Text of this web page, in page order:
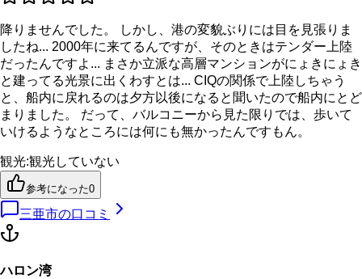
降りませんでした。 しかし、港の変貌ぶりには目を見張りま
したね... 2000年に来てるんですが、そのときはテンダー上陸
だったんですよ... まさか立派な高層マンションがにょきにょき
と建ってる光景に出くわすとは... CIQの関係で上陸しちゃう
と、船内に戻れるのは夕方以後になると聞いたので船内にとど
まりました。 だって、バルコニーから見た限りでは、歩いて
いけるようなところには何にも無かったんですもん。
観光:観光していない
参考になった0
三亜市の口コミ
ハロン湾